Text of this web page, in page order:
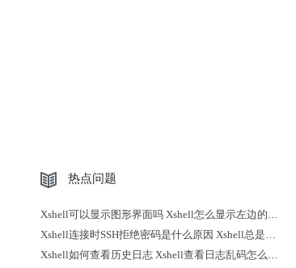
热点问题
Xshell可以显示图形界面吗 Xshell怎么显示左边的会话
Xshell连接时SSH拒绝密码是什么原因 Xshell总是断开连接怎么办
Xshell如何查看历史日志 Xshell查看日志乱码怎么解决